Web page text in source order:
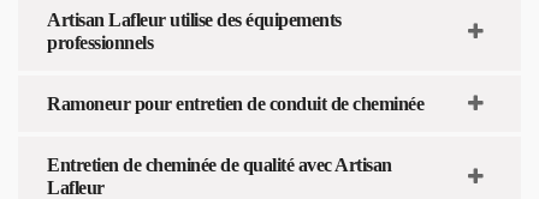
Artisan Lafleur utilise des équipements
professionnels
Ramoneur pour entretien de conduit de cheminée
Entretien de cheminée de qualité avec Artisan
Lafleur